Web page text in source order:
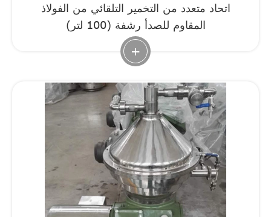
اتحاد متعدد من التخمير التلقائي من الفولاذ
المقاوم للصدأ رشفة (100 لتر)
+